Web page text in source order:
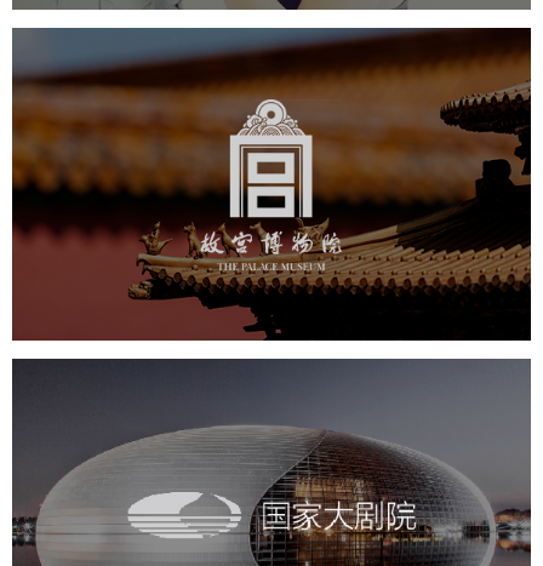
故宫博物院
文化艺术 博物馆 智慧博物馆
博物馆网站建设
景区网站建设
文创商城 万能专题 网站代运营
国家大剧院